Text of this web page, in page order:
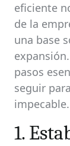
eficiente
de la
una base
pasos
seguir
impecable.
1.